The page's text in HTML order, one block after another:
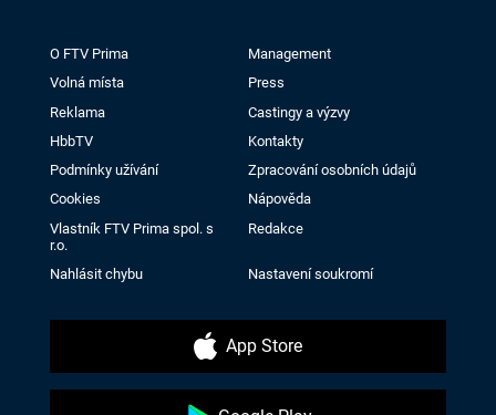
O FTV Prima
Management
Volná místa
Press
Reklama
Castingy a výzvy
HbbTV
Kontakty
Podmínky užívání
Zpracování osobních údajů
Cookies
Nápověda
Vlastník FTV Prima spol. s
r.o.
Redakce
Nahlásit chybu Nastavení soukromí
App Store